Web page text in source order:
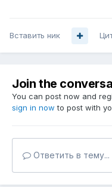
Вставить ник
Join the
You can post now and
sign in now to post with
Ответить в тему...